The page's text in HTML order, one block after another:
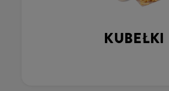
KUBEŁKI